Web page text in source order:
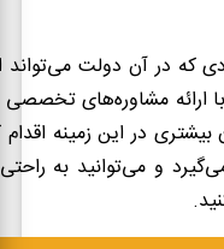
که در آن دولت می‌تواند
ارائه مشاوره‌های
در این زمینه
و می‌توانید به